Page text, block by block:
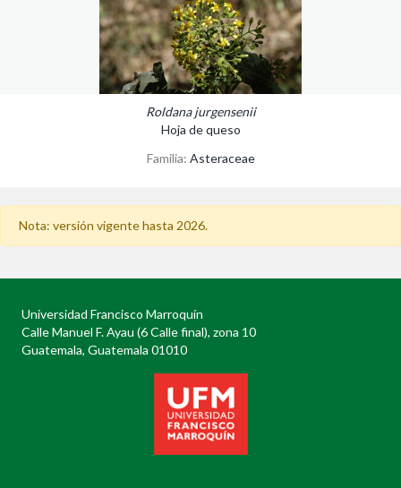
Roldana jurgensenii
Hoja de queso
Familia: Asteraceae
Nota: versión vigente hasta 2026.
Universidad Francisco Marroquín
Calle Manuel F. Ayau (6 Calle final), zona 10
Guatemala, Guatemala 01010